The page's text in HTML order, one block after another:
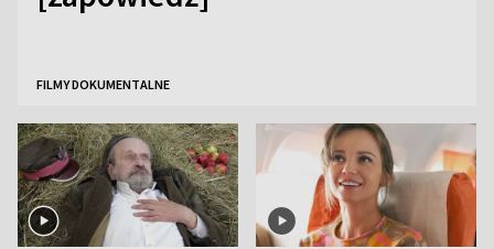
FILMY DOKUMENTALNE